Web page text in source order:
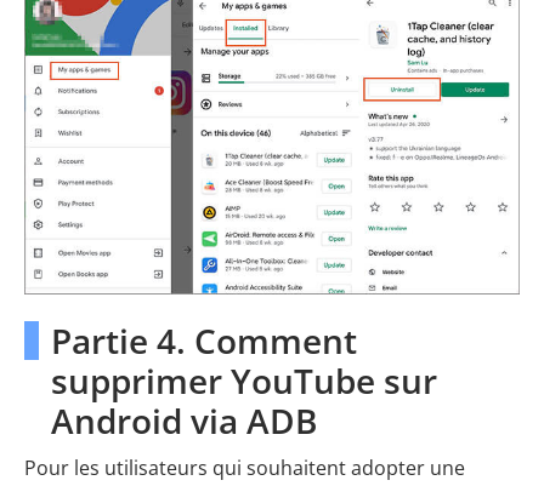
Partie 4. Comment
supprimer YouTube sur
Android via ADB
Pour les utilisateurs qui souhaitent adopter une